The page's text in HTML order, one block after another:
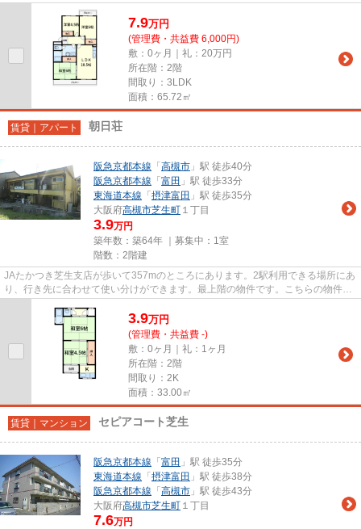
が併設されたマンションです。...
7.9万円
(管理費・共益費 6,000円)
敷：0ヶ月｜礼：20万円
所在階：2階
間取り：3LDK
面積：65.72㎡
賃貸｜アパート 朝日荘
阪急京都本線 「 高槻市 」駅 徒歩40分
阪急京都本線 「 富田 」駅 徒歩33分
東海道本線 「 摂津富田 」駅 徒歩35分
大阪府高槻市芝生町 １丁目
3.9万円
築年数：築64年 ｜募集中： 1室
階数：2階建
JAたかつき芝生支店が歩いて357mのところにあります。2駅利用できる場所にあ
り、行き先に合わせて使い分けができます。最上階の物件です。こちらの物件は
3.9万円
(管理費・共益費 -)
敷：0ヶ月｜礼：1ヶ月
所在階：2階
間取り：2K
面積：33.00㎡
賃貸｜マンション セピアコート芝生
阪急京都本線 「 富田 」駅 徒歩35分
東海道本線 「 摂津富田 」駅 徒歩38分
阪急京都本線 「 高槻市 」駅 徒歩43分
大阪府高槻市芝生町 １丁目
7.6万円